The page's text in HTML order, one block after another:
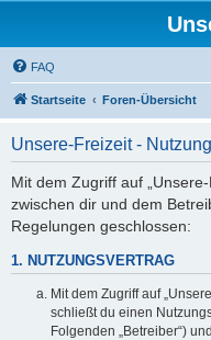
FAQ
Startseite Foren-Übersicht
Unsere-Freizeit -
Mit dem Zugriff auf
zwischen dir und dem
Regelungen geschlossen:
1. NUTZUNGSVERTRAG
Mit dem Zugriff auf
schließt du einen
Folgenden „Betreiber“)